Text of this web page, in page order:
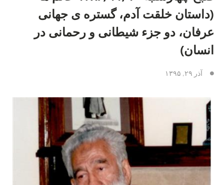
(داستان خلقت آدم، گستره ی جهانی
عرفان، دو جزء شیطانی و رحمانی در
انسان)
آذر ۲۹, ۱۳۹۵